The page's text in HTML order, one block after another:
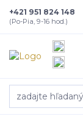
+421 951 824 148
(Po-Pia, 9-16 hod.)